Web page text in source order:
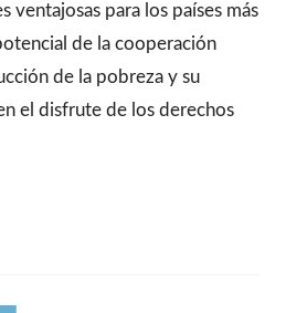
ventajosas para los países más
de la cooperación
de la pobreza y su
el disfrute de los derechos